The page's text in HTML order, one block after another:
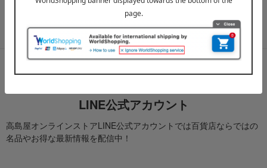
メールマガジンについて詳しく見る
LINE公式アカウント
高島屋オンラインストアLINE公式アカウントでは百貨店ならではの
名品やお得な最新情報を配信中！